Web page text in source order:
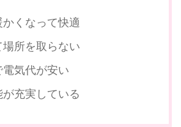
くなって快適
所を取らない
気代が安い
充実している